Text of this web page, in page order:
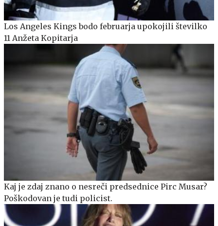
Los Angeles Kings bodo februarja upokojili številko
11 Anžeta Kopitarja
Kaj je zdaj znano o nesreči predsednice Pirc Musar?
Poškodovan je tudi policist.